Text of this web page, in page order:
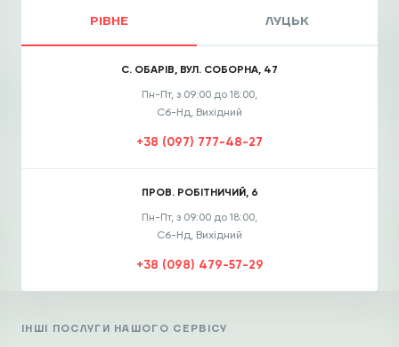
РІВНЕ ЛУЦЬК
С. ОБАРІВ, ВУЛ. СОБОРНА, 47
Пн-Пт, з 09:00 до 18:00,
Сб-Нд, Вихідний
+38 (097) 777-48-27
ПРОВ. РОБІТНИЧИЙ, 6
Пн-Пт, з 09:00 до 18:00,
Сб-Нд, Вихідний
+38 (098) 479-57-29
ІНШІ ПОСЛУГИ НАШОГО СЕРВІСУ